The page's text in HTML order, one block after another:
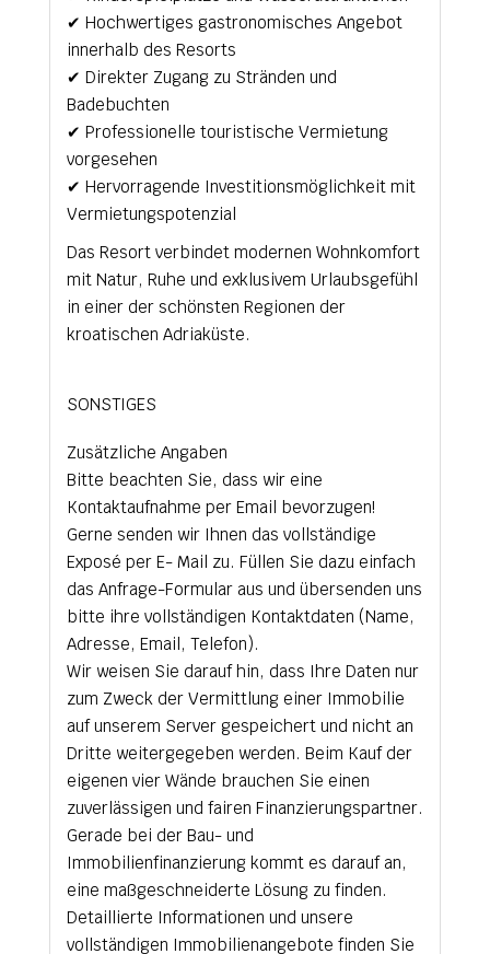
✔ Hochwertiges gastronomisches Angebot
innerhalb des Resorts
✔ Direkter Zugang zu Stränden und
Badebuchten
✔ Professionelle touristische Vermietung
vorgesehen
✔ Hervorragende Investitionsmöglichkeit mit
Vermietungspotenzial
Das Resort verbindet modernen Wohnkomfort
mit Natur, Ruhe und exklusivem Urlaubsgefühl
in einer der schönsten Regionen der
kroatischen Adriaküste.
SONSTIGES
Zusätzliche Angaben
Bitte beachten Sie, dass wir eine
Kontaktaufnahme per Email bevorzugen!
Gerne senden wir Ihnen das vollständige
Exposé per E- Mail zu. Füllen Sie dazu einfach
das Anfrage-Formular aus und übersenden uns
bitte ihre vollständigen Kontaktdaten (Name,
Adresse, Email, Telefon).
Wir weisen Sie darauf hin, dass Ihre Daten nur
zum Zweck der Vermittlung einer Immobilie
auf unserem Server gespeichert und nicht an
Dritte weitergegeben werden. Beim Kauf der
eigenen vier Wände brauchen Sie einen
zuverlässigen und fairen Finanzierungspartner.
Gerade bei der Bau- und
Immobilienfinanzierung kommt es darauf an,
eine maßgeschneiderte Lösung zu finden.
Detaillierte Informationen und unsere
vollständigen Immobilienangebote finden Sie